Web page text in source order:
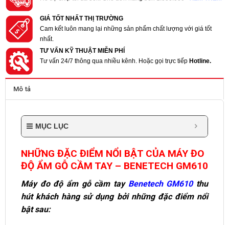
GIÁ TỐT NHẤT THỊ TRƯỜNG
Cam kết luôn mang lại những sản phẩm chất lượng với giá tốt
nhất.
TƯ VẤN KỸ THUẬT MIỄN PHÍ
Tư vấn 24/7 thông qua nhiều kênh. Hoặc gọi trực tiếp Hotline.
Mô tả
MỤC LỤC
NHỮNG ĐẶC ĐIỂM NỔI BẬT CỦA MÁY ĐO
ĐỘ ẨM GỖ CẦM TAY – BENETECH GM610
Máy đo độ ẩm gỗ cầm tay Benetech GM610 thu
hút khách hàng sử dụng bởi những đặc điểm nổi
bật sau: